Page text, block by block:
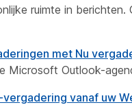
ruimte in
met Nu
Microsoft Outlook-
vanaf uw